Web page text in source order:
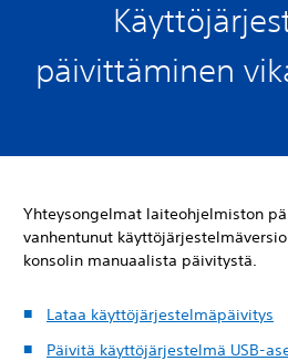
päivittäminen
Yhteysongelmat laiteohjelmiston
vanhentunut
konsolin manuaalista päivitystä.
Lataa käyttöjärjestelmäpäivitys
Päivitä käyttöjärjestelmä USB-